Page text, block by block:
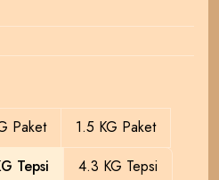
Paket
1.5 KG Paket
Tepsi 4.3 KG Tepsi